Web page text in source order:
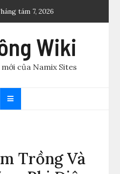
tám 7, 2026
Wiki
của Namix Sites
Trồng Và